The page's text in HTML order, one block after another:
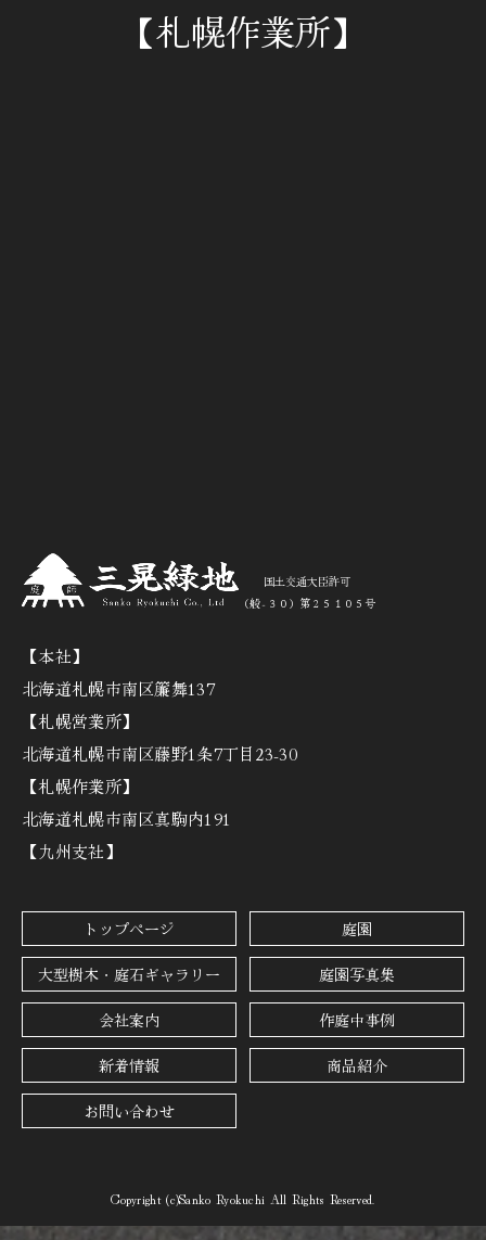
【札幌作業所】
国土交通大臣許可
（般‐３０）第２５１０５号
【本社】
北海道札幌市南区簾舞137
【札幌営業所】
北海道札幌市南区藤野1条7丁目23-30
【札幌作業所】
北海道札幌市南区真駒内191
【九州支社】
トップページ 庭園
大型樹木・庭石ギャラリー 庭園写真集
会社案内 作庭中事例
新着情報 商品紹介
お問い合わせ
Copyright (c)Sanko Ryokuchi All Rights Reserved.